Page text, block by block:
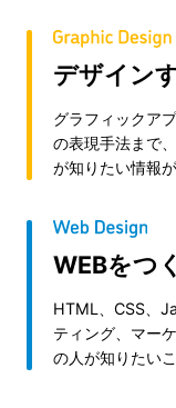
デザイン
グラフィックア
の表現手法まで
が知りたい情報
WEBをつ
HTML、CSS、
ティング、マー
の人が知りたい